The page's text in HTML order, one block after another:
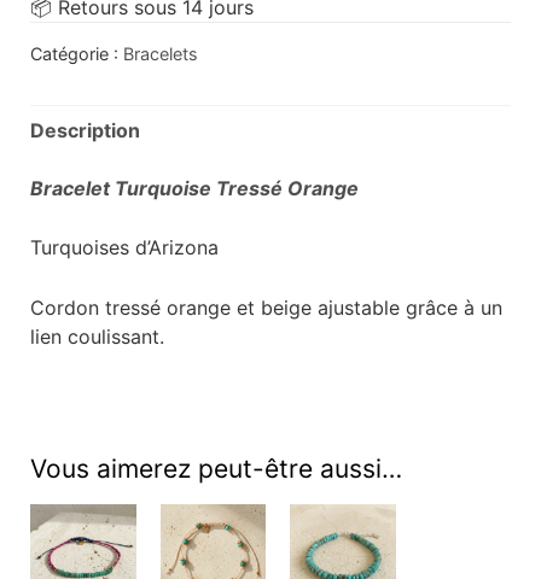
📦 Retours sous 14 jours
Catégorie : Bracelets
Description
Bracelet Turquoise Tressé Orange
Turquoises d’Arizona
Cordon tressé orange et beige ajustable grâce à un
lien coulissant.
Vous aimerez peut-être aussi…